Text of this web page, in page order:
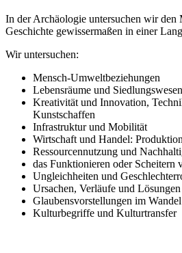
In der Archäologie untersuchen wir den
Geschichte gewissermaßen in einer
Wir untersuchen:
Mensch-Umweltbeziehungen
Lebensräume und Siedlungswesen
Kreativität und Innovation,
Kunstschaffen
Infrastruktur und Mobilität
Wirtschaft und Handel:
Ressourcennutzung und
das Funktionieren oder Scheitern
Ungleichheiten und
Ursachen, Verläufe und
Glaubensvorstellungen im
Kulturbegriffe und Kulturtransfer